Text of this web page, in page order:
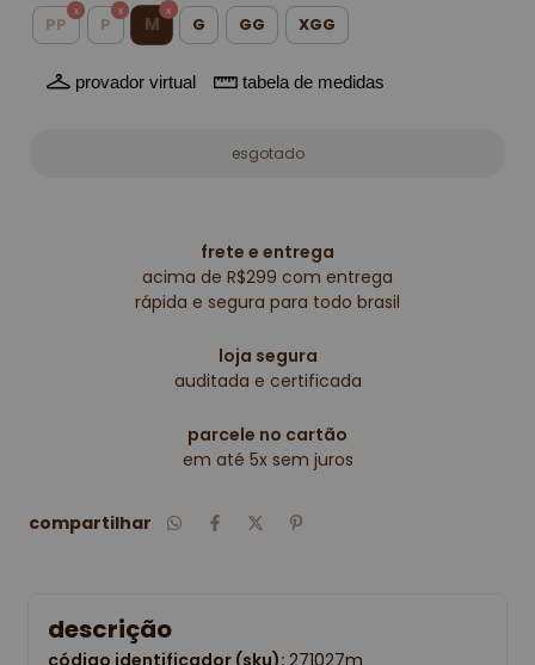
PP P M G GG XGG
provador virtual tabela de medidas
frete e entrega
acima de R$299 com entrega
rápida e segura para todo brasil
loja segura
auditada e certificada
parcele no cartão
em até 5x sem juros
compartilhar
descrição